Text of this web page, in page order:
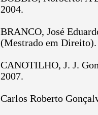
2004.
BRANCO, José
(Mestrado em Direito).
CANOTILHO, J. J.
2007.
Carlos Roberto